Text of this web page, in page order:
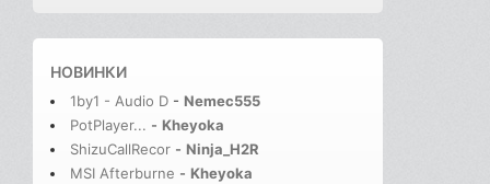
НОВИНКИ
1by1 - Audio D - Nemec555
PotPlayer... - Kheyoka
ShizuCallRecor - Ninja_H2R
MSI Afterburne - Kheyoka